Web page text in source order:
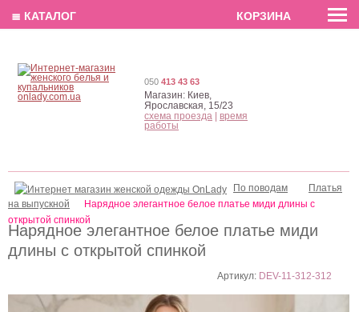
EN РУС
Нарядное элегантное белое платье миди
длины с открытой спинкой
Артикул: DEV-11-312-312
По поводам
Платья
на выпускной
Нарядное элегантное белое платье миди длины с
открытой спинкой
050 413 43 63
Магазин: Киев,
Ярославская, 15/23
схема проезда
время
работы
≣ КАТАЛОГ КОРЗИНА